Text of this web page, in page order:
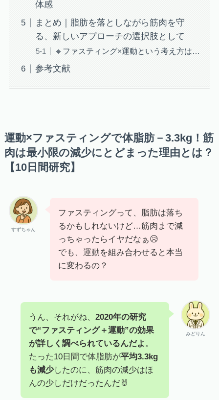
体感
まとめ｜脂肪を落としながら筋肉を守
る、新しいアプローチの選択肢として
🔸ファスティング×運動という考え方は…
参考文献
運動×ファスティングで体脂肪－3.3kg！筋
肉は最小限の減少にとどまった理由とは？
【10日間研究】
すずちゃん
ファスティングって、脂肪は落ち
るかもしれないけど…筋肉まで減
っちゃったらイヤだなぁ😥
でも、運動を組み合わせると本当
に変わるの？
みどりん
うん、それがね、 2020年の研究
で“ファスティング＋運動”の効果
が詳しく調べられているんだよ 。
たった10日間で体脂肪が平均3.3kg
も減少したのに、筋肉の減少はほ
んの少しだけだったんだ🐰